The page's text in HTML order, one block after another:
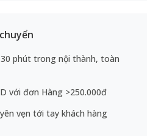
phút trong nội thành, toàn
với đơn Hàng >250.000đ
vẹn tới tay khách hàng